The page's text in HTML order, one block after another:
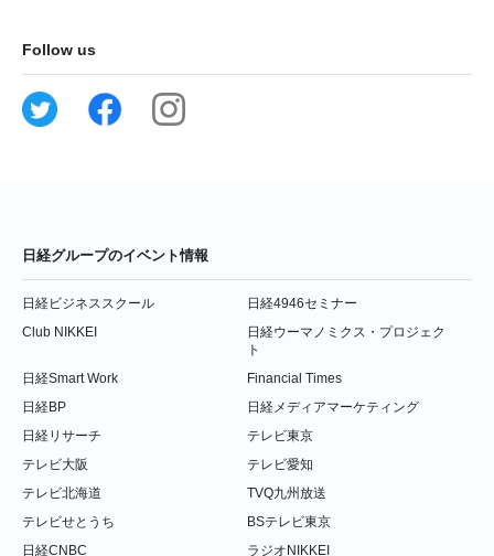
Follow us
日経グループのイベント情報
日経ビジネススクール
日経4946セミナー
Club NIKKEI
日経ウーマノミクス・プロジェク
ト
日経Smart Work
Financial Times
日経BP
日経メディアマーケティング
日経リサーチ
テレビ東京
テレビ大阪
テレビ愛知
テレビ北海道
TVQ九州放送
テレビせとうち
BSテレビ東京
日経CNBC
ラジオNIKKEI